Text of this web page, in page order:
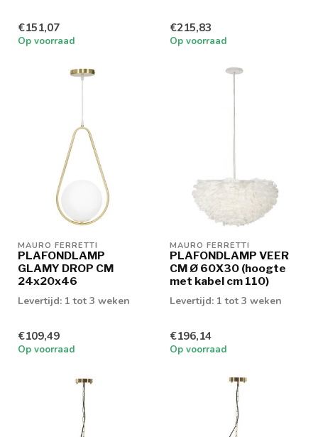
€151,07
Op voorraad
€215,83
Op voorraad
MAURO FERRETTI
PLAFONDLAMP
GLAMY DROP CM
24x20x46
Levertijd: 1 tot 3 weken
€109,49
Op voorraad
MAURO FERRETTI
PLAFONDLAMP VEER
CM Ø 60X30 (hoogte
met kabel cm 110)
Levertijd: 1 tot 3 weken
€196,14
Op voorraad